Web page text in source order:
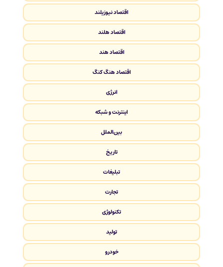
اقتصاد نیوزیلند
اقتصاد هلند
اقتصاد هند
اقتصاد هنگ کنگ
انرژی
اینترنت و شبکه
بین‌الملل
تاریخ
تبلیغات
تجارت
تکنولوژی
تولید
خودرو